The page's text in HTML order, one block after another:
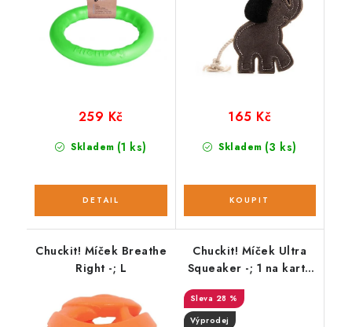
Skladem (1 ks)
259 Kč
Skladem (3 ks)
165 Kč
Chuckit! Míček Breathe
Right -; L
Chuckit! Míček Ultra
Squeaker -; 1 na kartě
28 %
Výprodej